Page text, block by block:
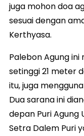
juga mohon doa
sesuai dengan
Kerthyasa.
Palebon Agung
setinggi 21 meter
itu, juga
Dua sarana ini
depan Puri Agung
Setra Dalem Puri